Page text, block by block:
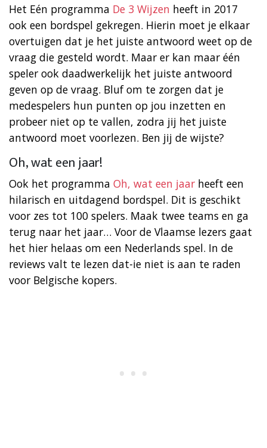
Het Eén programma De 3 Wijzen heeft in 2017
ook een bordspel gekregen. Hierin moet je elkaar
overtuigen dat je het juiste antwoord weet op de
vraag die gesteld wordt. Maar er kan maar één
speler ook daadwerkelijk het juiste antwoord
geven op de vraag. Bluf om te zorgen dat je
medespelers hun punten op jou inzetten en
probeer niet op te vallen, zodra jij het juiste
antwoord moet voorlezen. Ben jij de wijste?
Oh, wat een jaar!
Ook het programma Oh, wat een jaar heeft een
hilarisch en uitdagend bordspel. Dit is geschikt
voor zes tot 100 spelers. Maak twee teams en ga
terug naar het jaar… Voor de Vlaamse lezers gaat
het hier helaas om een Nederlands spel. In de
reviews valt te lezen dat-ie niet is aan te raden
voor Belgische kopers.